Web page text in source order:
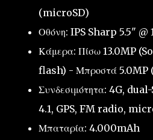
(microSD)
Οθόνη: IPS Sharp 5.5"
Κάμερα: Πίσω 13.0MP
flash) - Μπροστά 5.0MP
Συνδεσιμότητα: 4G,
4.1, GPS, FM radio,
Μπαταρία: 4.000mAh